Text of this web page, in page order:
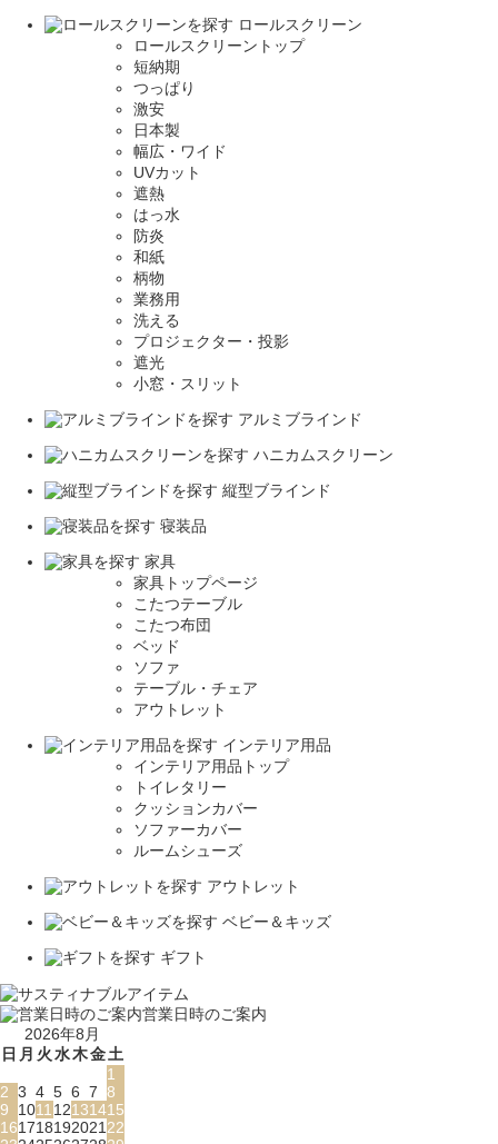
ロールスクリーン
ロールスクリーントップ
短納期
つっぱり
激安
日本製
幅広・ワイド
UVカット
遮熱
はっ水
防炎
和紙
柄物
業務用
洗える
プロジェクター・投影
遮光
小窓・スリット
アルミブラインド
ハニカムスクリーン
縦型ブラインド
寝装品
家具
家具トップページ
こたつテーブル
こたつ布団
ベッド
ソファ
テーブル・チェア
アウトレット
インテリア用品
インテリア用品トップ
トイレタリー
クッションカバー
ソファーカバー
ルームシューズ
アウトレット
ベビー＆キッズ
ギフト
営業日時のご案内
2026年8月
日 月 火水木金土
1
2 3 4 5 6 7 8
9
101112131415
16171819202122